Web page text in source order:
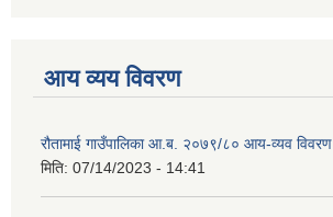
आय व्यय विवरण
रौतामाई गाउँपालिका आ.ब. २०७९/८० आय-व्यव विवरण
मिति: 07/14/2023 - 14:41